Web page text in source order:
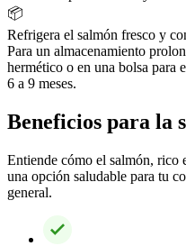
📦
Refrigera el salmón fresco y
Para un almacenamiento
hermético o en una bolsa para
6 a 9 meses.
Beneficios para la
Entiende cómo el salmón, rico
una opción saludable para tu
general.